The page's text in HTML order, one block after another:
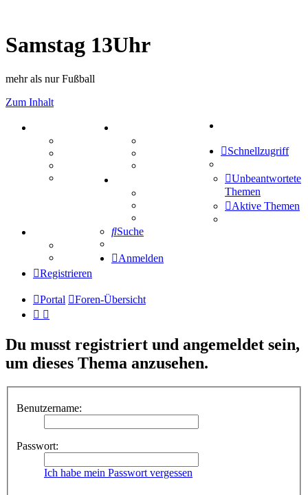
Samstag 13Uhr
mehr als nur Fußball
Zum Inhalt
Mastodon
Treffenübersicht
Zitatesammlung
Schiffe versenken
Tipprunde
Comunio
Schnellzugriff
Unbeantwortete
Themen
Aktive Themen
Suche
Anmelden
Registrieren
Portal Foren-Übersicht
Du musst registriert und angemeldet sein,
um dieses Thema anzusehen.
Benutzername:
Passwort:
Ich habe mein Passwort vergessen